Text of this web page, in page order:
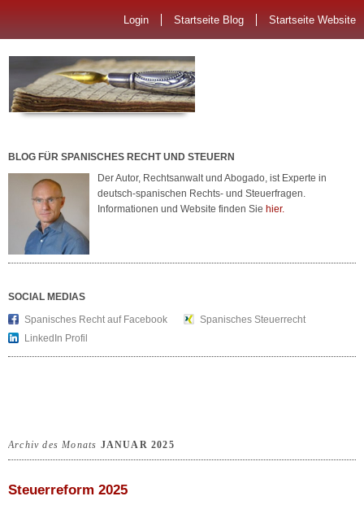
Login Startseite Blog Startseite Website
BLOG FÜR SPANISCHES RECHT UND STEUERN
Der Autor, Rechtsanwalt und Abogado, ist Experte in
deutsch-spanischen Rechts- und Steuerfragen.
Informationen und Website finden Sie hier.
SOCIAL MEDIAS
Spanisches Recht auf Facebook
Spanisches Steuerrecht
LinkedIn Profil
Archiv des Monats JANUAR 2025
Steuerreform 2025